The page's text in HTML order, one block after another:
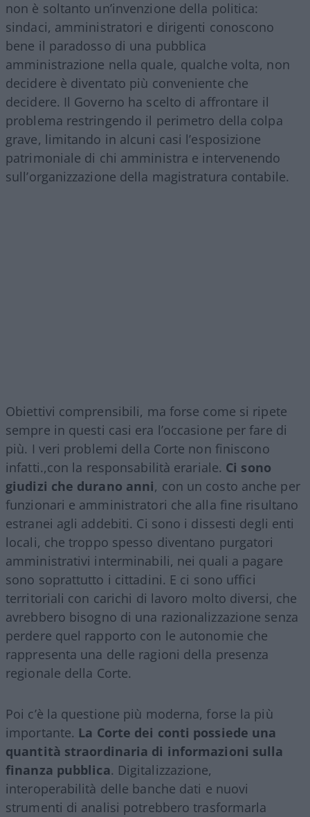
non è soltanto un’invenzione della politica:
sindaci, amministratori e dirigenti conoscono
bene il paradosso di una pubblica
amministrazione nella quale, qualche volta, non
decidere è diventato più conveniente che
decidere. Il Governo ha scelto di affrontare il
problema restringendo il perimetro della colpa
grave, limitando in alcuni casi l’esposizione
patrimoniale di chi amministra e intervenendo
sull’organizzazione della magistratura contabile.
Obiettivi comprensibili, ma forse come si ripete
sempre in questi casi era l’occasione per fare di
più. I veri problemi della Corte non finiscono
infatti.,con la responsabilità erariale. Ci sono
giudizi che durano anni, con un costo anche per
funzionari e amministratori che alla fine risultano
estranei agli addebiti. Ci sono i dissesti degli enti
locali, che troppo spesso diventano purgatori
amministrativi interminabili, nei quali a pagare
sono soprattutto i cittadini. E ci sono uffici
territoriali con carichi di lavoro molto diversi, che
avrebbero bisogno di una razionalizzazione senza
perdere quel rapporto con le autonomie che
rappresenta una delle ragioni della presenza
regionale della Corte.
Poi c’è la questione più moderna, forse la più
importante. La Corte dei conti possiede una
quantità straordinaria di informazioni sulla
finanza pubblica. Digitalizzazione,
interoperabilità delle banche dati e nuovi
strumenti di analisi potrebbero trasformarla